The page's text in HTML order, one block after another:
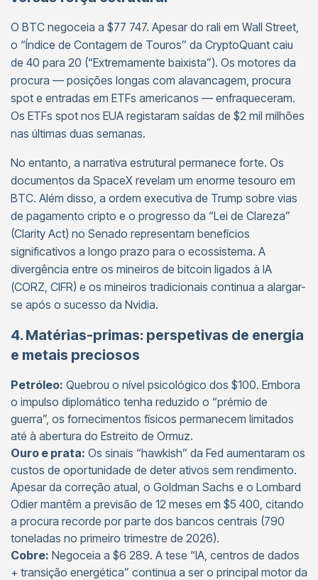
O BTC negoceia a $77 747. Apesar do rali em Wall Street,
o “Índice de Contagem de Touros” da CryptoQuant caiu
de 40 para 20 (“Extremamente baixista”). Os motores da
procura — posições longas com alavancagem, procura
spot e entradas em ETFs americanos — enfraqueceram.
Os ETFs spot nos EUA registaram saídas de $2 mil milhões
nas últimas duas semanas.
No entanto, a narrativa estrutural permanece forte. Os
documentos da SpaceX revelam um enorme tesouro em
BTC. Além disso, a ordem executiva de Trump sobre vias
de pagamento cripto e o progresso da “Lei de Clareza”
(Clarity Act) no Senado representam benefícios
significativos a longo prazo para o ecossistema. A
divergência entre os mineiros de bitcoin ligados à IA
(CORZ, CIFR) e os mineiros tradicionais continua a alargar-
se após o sucesso da Nvidia.
4. Matérias-primas: perspetivas de energia
e metais preciosos
Petróleo: Quebrou o nível psicológico dos $100. Embora
o impulso diplomático tenha reduzido o “prémio de
guerra”, os fornecimentos físicos permanecem limitados
até à abertura do Estreito de Ormuz.
Ouro e prata: Os sinais “hawkish” da Fed aumentaram os
custos de oportunidade de deter ativos sem rendimento.
Apesar da correção atual, o Goldman Sachs e o Lombard
Odier mantêm a previsão de 12 meses em $5 400, citando
a procura recorde por parte dos bancos centrais (790
toneladas no primeiro trimestre de 2026).
Cobre: Negoceia a $6 289. A tese “IA, centros de dados
+ transição energética” continua a ser o principal motor da